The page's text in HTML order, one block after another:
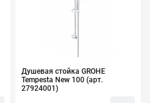
Душевая стойка GROHE
Tempesta New 100 (арт.
27924001)